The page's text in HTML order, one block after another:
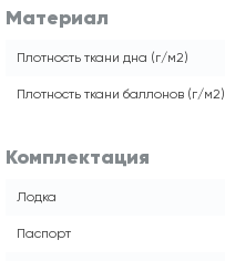
Материал
Плотность ткани дна (г/м2)
Плотность ткани баллонов (г/м2)
Комплектация
Лодка
Паспорт